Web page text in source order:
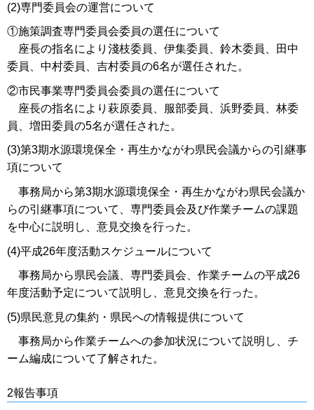
(2)専門委員会の運営について
①施策調査専門委員会委員の選任について
座長の指名により淺枝委員、伊集委員、鈴木委員、田中
委員、中村委員、吉村委員の6名が選任された。
②市民事業専門委員会委員の選任について
座長の指名により萩原委員、服部委員、浜野委員、林委
員、増田委員の5名が選任された。
(3)第3期水源環境保全・再生かながわ県民会議からの引継事
項について
事務局から第3期水源環境保全・再生かながわ県民会議か
らの引継事項について、専門委員会及び作業チームの課題
を中心に説明し、意見交換を行った。
(4)平成26年度活動スケジュールについて
事務局から県民会議、専門委員会、作業チームの平成26
年度活動予定について説明し、意見交換を行った。
(5)県民意見の集約・県民への情報提供について
事務局から作業チームへの参加状況について説明し、チ
ーム編成について了解された。
2報告事項